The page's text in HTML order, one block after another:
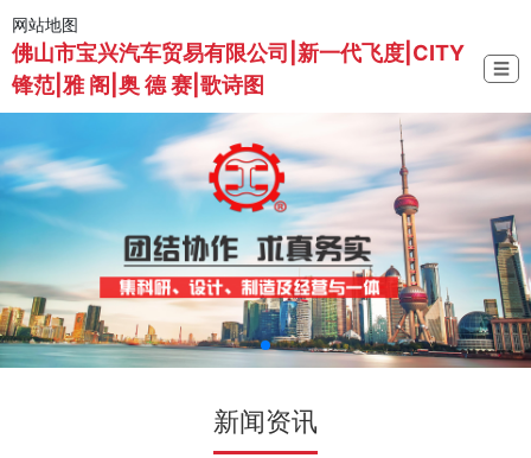
网站地图
佛山市宝兴汽车贸易有限公司|新一代飞度|CITY
锋范|雅 阁|奥 德 赛|歌诗图
☰
新闻资讯